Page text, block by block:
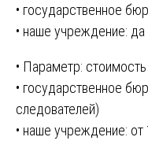
• государственное
• наше учреждение: да
• Параметр: стоимость
• государственное
следователей)
• наше учреждение: от